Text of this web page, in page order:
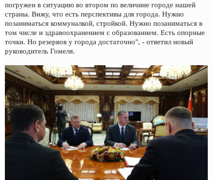
погружен в ситуацию во втором по величине городе нашей
страны. Вижу, что есть перспективы для города. Нужно
позаниматься коммуналкой, стройкой. Нужно позаниматься в
том числе и здравоохранением с образованием. Есть опорные
точки. Но резервов у города достаточно", - ответил новый
руководитель Гомеля.